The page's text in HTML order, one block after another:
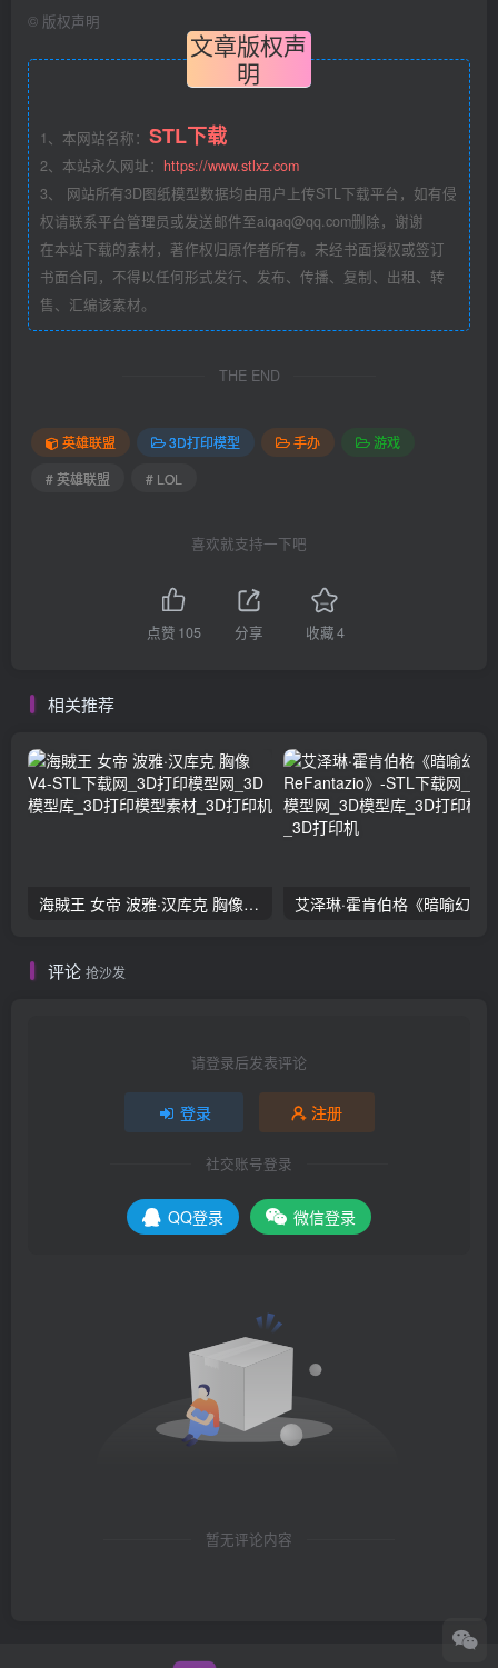
© 版权声明
文章版权声
明
1、本网站名称： STL下载
2、本站永久网址： https://www.stlxz.com
3、 网站所有3D图纸模型数据均由用户上传STL下载平台，如有侵
权请联系平台管理员或发送邮件至aiqaq@qq.com删除，谢谢
在本站下载的素材，著作权归原作者所有。未经书面授权或签订
书面合同，不得以任何形式发行、发布、传播、复制、出租、转
售、汇编该素材。
THE END
英雄联盟 3D打印模型 手办
游戏
# 英雄联盟
# LOL
喜欢就支持一下吧
点赞 105 分享 收藏4
相关推荐
海賊王 女帝 波雅·汉库克 胸像 V4
评论 抢沙发
请登录后发表评论
登录 注册
社交账号登录
QQ登录 微信登录
暂无评论内容